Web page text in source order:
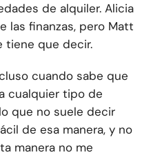
de alquiler. Alicia
las finanzas, pero Matt
tiene que decir.
cuando sabe que
cualquier tipo de
que no suele decir
de esa manera, y no
manera no me